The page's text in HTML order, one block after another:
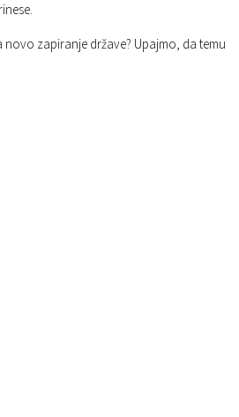
zapiranje države? Upajmo, da temu